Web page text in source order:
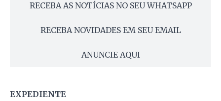
RECEBA AS NOTÍCIAS NO SEU WHATSAPP
RECEBA NOVIDADES EM SEU EMAIL
ANUNCIE AQUI
EXPEDIENTE